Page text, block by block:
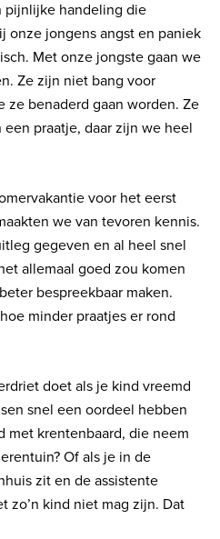
pijnlijke handeling die
onze jongens angst en paniek
Met onze jongste gaan we
Ze zijn niet bang voor
ze benaderd gaan worden. Ze
praatje, daar zijn we heel
voor het eerst
we van tevoren kennis.
gegeven en al heel snel
allemaal goed zou komen
bespreekbaar maken.
minder praatjes er rond
doet als je kind vreemd
snel een oordeel hebben
met krentenbaard, die neem
Of als je in de
zit en de assistente
zo’n kind niet mag zijn. Dat